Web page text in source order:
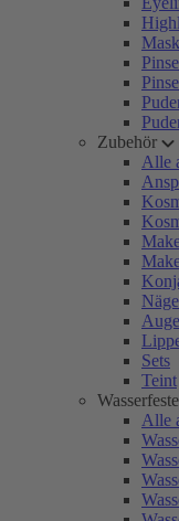
Zubehör
Alle
Sets
Teint
Alle